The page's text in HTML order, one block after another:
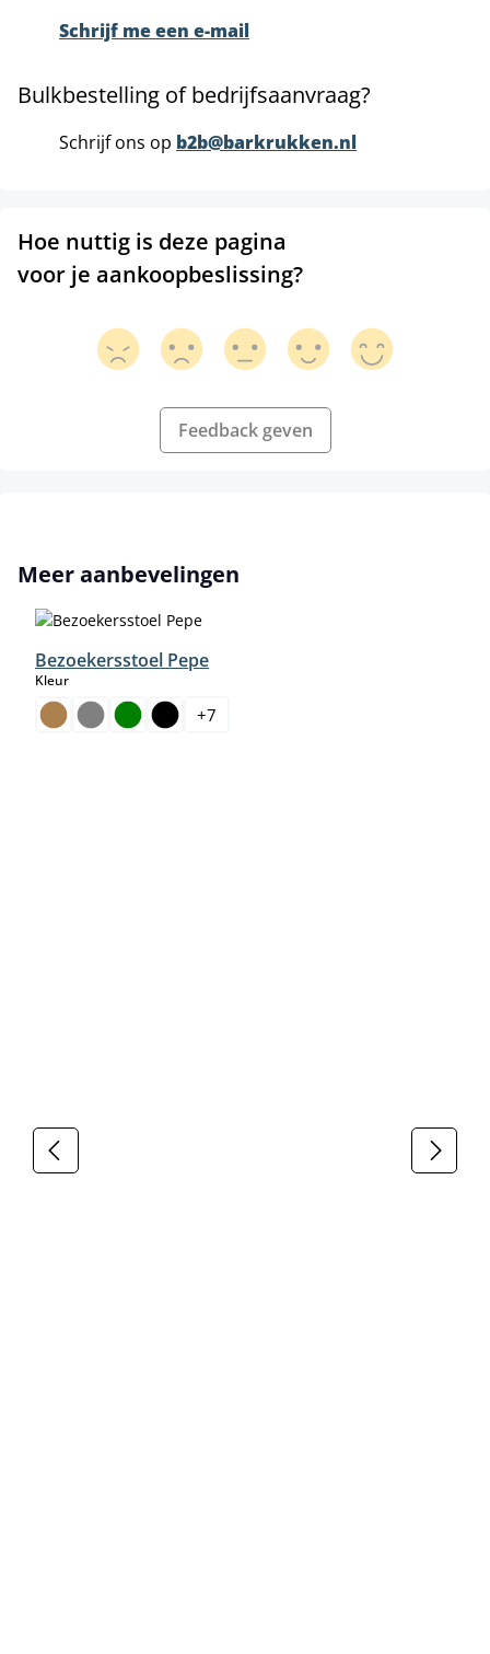
Schrijf me een e-mail
Bulkbestelling of bedrijfsaanvraag?
Schrijf ons op b2b@barkrukken.nl
Hoe nuttig is deze pagina
voor je aankoopbeslissing?
Feedback geven
Productgalerij overslaan
Meer aanbevelingen
Bezoekersstoel Pepe
Kleurselect
+7